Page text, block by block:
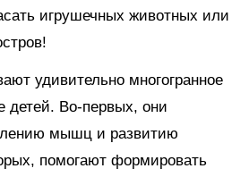
игрушечных животных или
удивительно многогранное
детей. Во-первых, они
мышц и развитию
помогают формировать